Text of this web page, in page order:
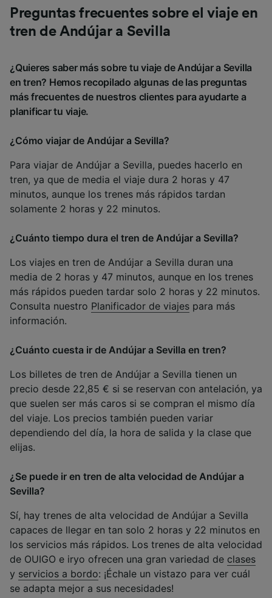
Preguntas frecuentes sobre el viaje en
tren de Andújar a Sevilla
¿Quieres saber más sobre tu viaje de Andújar a Sevilla
en tren? Hemos recopilado algunas de las preguntas
más frecuentes de nuestros clientes para ayudarte a
planificar tu viaje.
¿Cómo viajar de Andújar a Sevilla?
Para viajar de Andújar a Sevilla, puedes hacerlo en
tren, ya que de media el viaje dura 2 horas y 47
minutos, aunque los trenes más rápidos tardan
solamente 2 horas y 22 minutos.
¿Cuánto tiempo dura el tren de Andújar a Sevilla?
Los viajes en tren de Andújar a Sevilla duran una
media de 2 horas y 47 minutos, aunque en los trenes
más rápidos pueden tardar solo 2 horas y 22 minutos.
Consulta nuestro Planificador de viajes para más
información.
¿Cuánto cuesta ir de Andújar a Sevilla en tren?
Los billetes de tren de Andújar a Sevilla tienen un
precio desde 22,85 € si se reservan con antelación, ya
que suelen ser más caros si se compran el mismo día
del viaje. Los precios también pueden variar
dependiendo del día, la hora de salida y la clase que
elijas.
¿Se puede ir en tren de alta velocidad de Andújar a
Sevilla?
Sí, hay trenes de alta velocidad de Andújar a Sevilla
capaces de llegar en tan solo 2 horas y 22 minutos en
los servicios más rápidos. Los trenes de alta velocidad
de OUIGO e iryo ofrecen una gran variedad de clases
y servicios a bordo: ¡Échale un vistazo para ver cuál
se adapta mejor a sus necesidades!